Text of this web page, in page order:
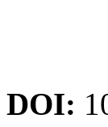
DOI: